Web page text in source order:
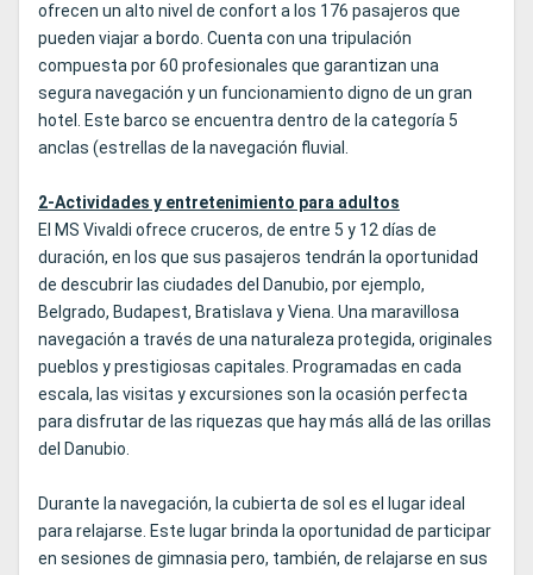
ofrecen un alto nivel de confort a los 176 pasajeros que
pueden viajar a bordo. Cuenta con una tripulación
compuesta por 60 profesionales que garantizan una
segura navegación y un funcionamiento digno de un gran
hotel. Este barco se encuentra dentro de la categoría 5
anclas (estrellas de la navegación fluvial.
2-Actividades y entretenimiento para adultos
El MS Vivaldi ofrece cruceros, de entre 5 y 12 días de
duración, en los que sus pasajeros tendrán la oportunidad
de descubrir las ciudades del Danubio, por ejemplo,
Belgrado, Budapest, Bratislava y Viena. Una maravillosa
navegación a través de una naturaleza protegida, originales
pueblos y prestigiosas capitales. Programadas en cada
escala, las visitas y excursiones son la ocasión perfecta
para disfrutar de las riquezas que hay más allá de las orillas
del Danubio.
Durante la navegación, la cubierta de sol es el lugar ideal
para relajarse. Este lugar brinda la oportunidad de participar
en sesiones de gimnasia pero, también, de relajarse en sus